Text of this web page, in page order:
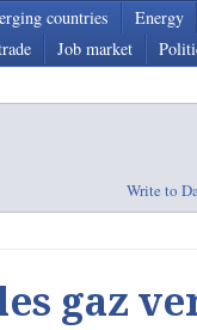
countries Energy
Job market
Write to
gaz